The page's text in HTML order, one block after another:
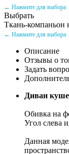
← Нажмите для выбора
Выбрать
Ткань-компаньон
← Нажмите для выбора
Описание
Отзывы о
Задать
Диван
Обивка на
Угол слева
Данная